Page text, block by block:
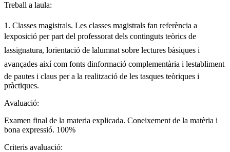
Treball a laula:
1. Classes magistrals. Les classes magistrals fan referència a
lexposició per part del professorat dels continguts teòrics de
lassignatura, lorientació de lalumnat sobre lectures bàsiques i
avançades així com fonts dinformació complementària i lestabliment
de pautes i claus per a la realització de les tasques teòriques i
pràctiques.
Avaluació:
Examen final de la materia explicada. Coneixement de la matèria i
bona expressió. 100%
Criteris avaluació: